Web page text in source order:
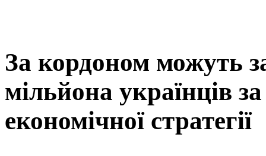
За кордоном можуть
мільйона українців
економічної стратегії